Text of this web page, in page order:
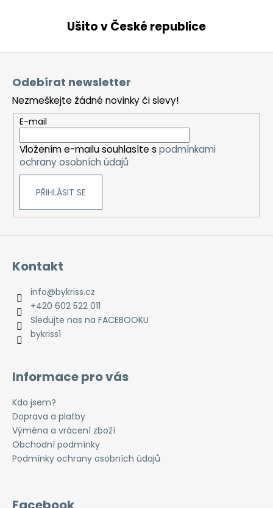
Ušito v České republice
Z
Odebírat newsletter
Nezmeškejte žádné novinky či slevy!
E-mail
Vložením e-mailu souhlasíte s podmínkami
ochrany osobních údajů
PŘIHLÁSIT SE
Kontakt
info@bykriss.cz
+420 602 522 011
Sledujte nas na FACEBOOKU
bykriss1
Informace pro vás
Kdo jsem?
Doprava a platby
Výměna a vrácení zboží
Obchodní podmínky
Podmínky ochrany osobních údajů